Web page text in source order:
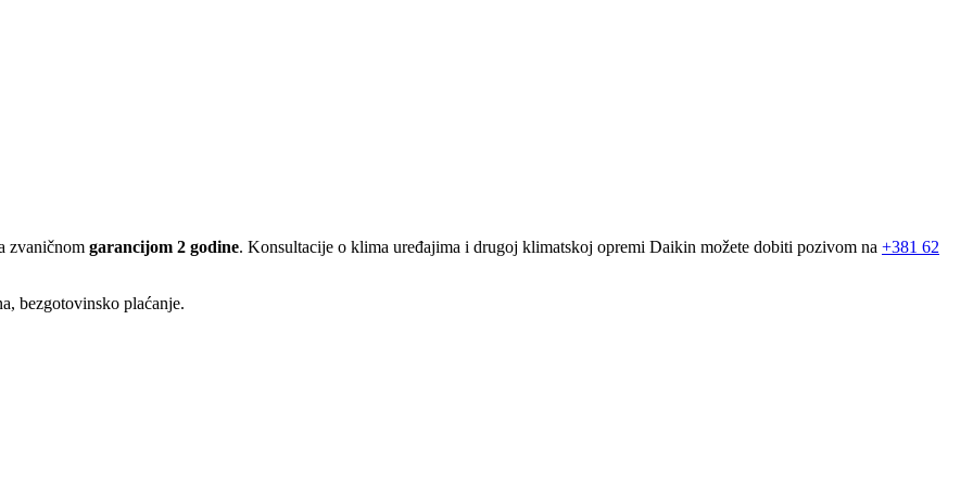
zvaničnom garancijom 2 godine. Konsultacije o klima uređajima i drugoj klimatskoj opremi Daikin možete dobiti pozivom na +381 62
bezgotovinsko plaćanje.